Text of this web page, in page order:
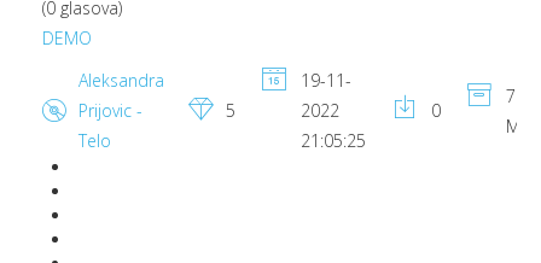
(0 glasova)
DEMO
Aleksandra
Prijovic -
Telo
5
19-11-
2022
21:05:25
0
7.56
MB